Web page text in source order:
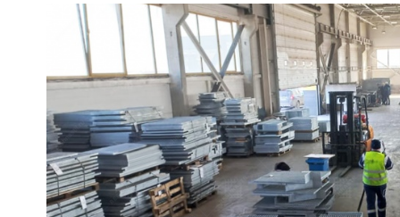
Настил с
противоскольжением
Настил для стеллажей
Настил для морских
платформ